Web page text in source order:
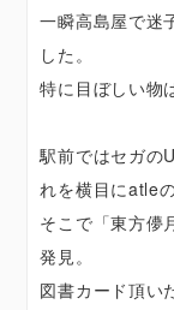
一瞬高島屋で迷
した。
特に目ぼしい物
駅前ではセガの
れを横目にatle
そこで「東方儚
発見。
図書カード頂い